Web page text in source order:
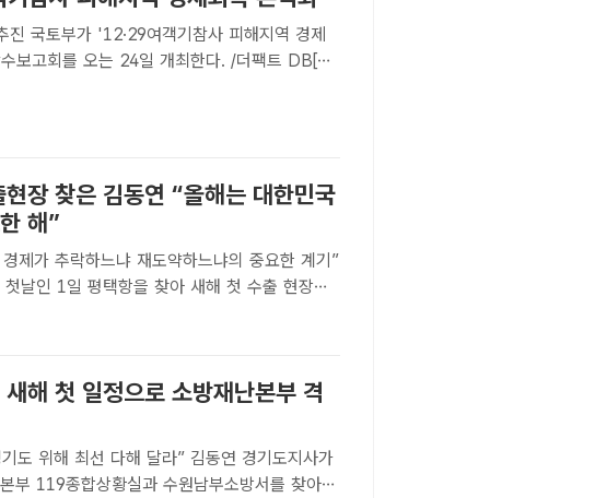
경제
보고회를 오는 24일 개최한다. /더팩트 DB[더
부는 '12·29 여객기참사 피해지역 경제활성화
장 찾은 김동연 “올해는 대한민국
해”
제가 추락하느냐 재도약하느냐의 중요한 계기”
날인 1일 평택항을 찾아 새해 첫 수출 현장을
다./경기도[더팩트ㅣ수원=신태호 기자] 김동
해 첫 일정으로 소방재난본부 격
선 다해 달라” 김동연 경기도지사가
부 119종합상황실과 수원남부소방서를 찾아